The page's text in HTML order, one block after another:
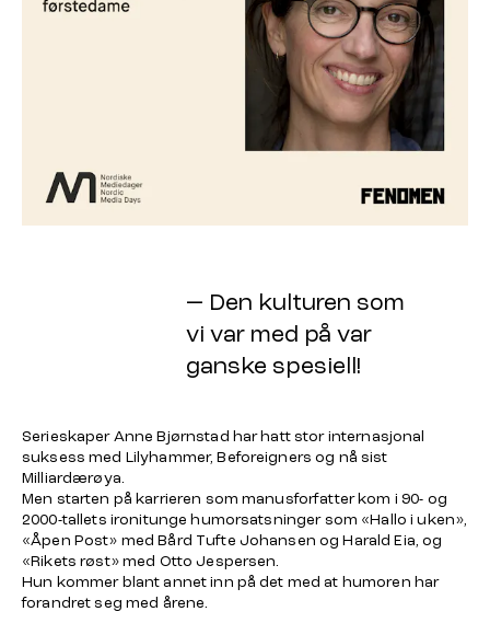
— Den kulturen som
vi var med på var
ganske spesiell!
Serieskaper Anne Bjørnstad har hatt stor internasjonal
suksess med Lilyhammer, Beforeigners og nå sist
Milliardærøya.
Men starten på karrieren som manusforfatter kom i 90- og
2000-tallets ironitunge humorsatsninger som «Hallo i uken»,
«Åpen Post» med Bård Tufte Johansen og Harald Eia, og
«Rikets røst» med Otto Jespersen.
Hun kommer blant annet inn på det med at humoren har
forandret seg med årene.